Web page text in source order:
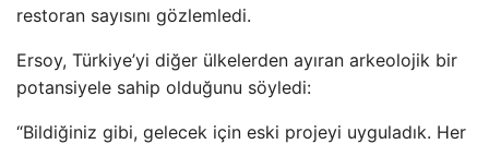
restoran sayısını gözlemledi.
Ersoy, Türkiye’yi diğer ülkelerden ayıran arkeolojik bir
potansiyele sahip olduğunu söyledi:
“Bildiğiniz gibi, gelecek için eski projeyi uyguladık. Her